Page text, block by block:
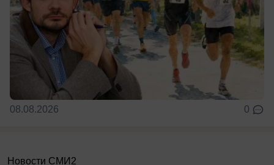
08.08.2026 0
Новости СМИ2